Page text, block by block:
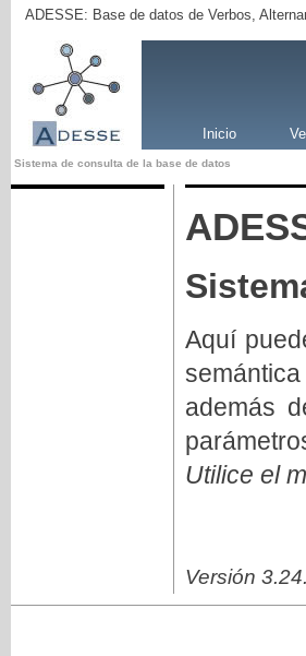
ADESSE: Base de datos de Verbos,
Inicio
Sistema de consulta de la base de datos
Aquí
además
Utilice el
Versión